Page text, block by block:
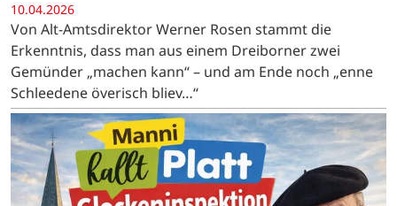
10.04.2026
Von Alt-Amtsdirektor Werner Rosen stammt die
Erkenntnis, dass man aus einem Dreiborner zwei
Gemünder „machen kann“ – und am Ende noch „enne
Schleedene överisch bliev…“